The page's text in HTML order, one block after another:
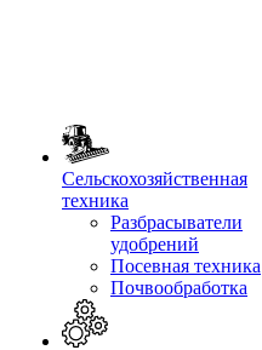
Сельскохозяйственная
техника
Разбрасыватели
удобрений
Посевная техника
Почвообработка